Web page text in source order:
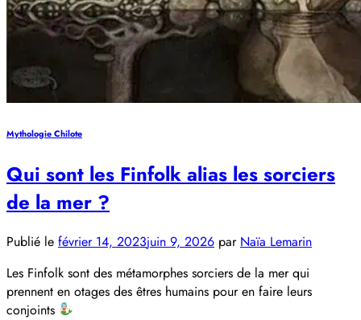
Mythologie Chilote
Qui sont les Finfolk alias les sorciers
de la mer ?
Publié le février 14, 2023juin 9, 2026 par Naïa Lemarin
Les Finfolk sont des métamorphes sorciers de la mer qui
prennent en otages des êtres humains pour en faire leurs
conjoints